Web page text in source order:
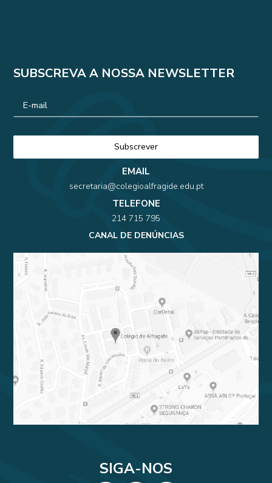
SUBSCREVA A NOSSA NEWSLETTER
EMAIL
secretaria@colegioalfragide.edu.pt
TELEFONE
214 715 795
CANAL DE DENÚNCIAS
SIGA-NOS